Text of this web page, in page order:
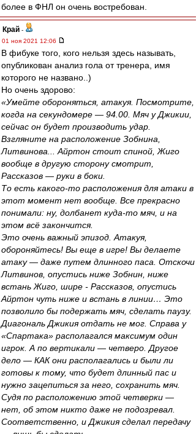
более в ФНЛ он очень востребован.
Край -
01 ноя 2021 12:06
В фибуке того, кого нельзя здесь называть,
опубликован анализ гола от тренера, имя
которого не названо..)
Но очень здорово:
«Умейте обороняться, атакуя. Посмотрите,
когда на секундомере — 94.00. Мяч у Джикии,
сейчас он будет производить удар.
Взгляните на расположение Зобнина,
Литвинова... Айртон стоит спиной, Жиго
вообще в другую сторону смотрит,
Рассказов — руки в боки.
То есть какого-то расположения для атаки в
этот момент нет вообще. Все прекрасно
понимали: ну, долбанет куда-то мяч, и на
этом всё закончится.
Это очень важный эпизод. Атакуя,
обороняйтесь! Вы еще в игре! Вы делаете
атаку — даже путем длинного паса. Отскочи
Литвинов, опустись ниже Зобнин, ниже
встань Жиго, шире - Рассказов, опустись
Айртон чуть ниже и встань в линии… Это
позволило бы подержать мяч, сделать паузу.
Диагональ Джикия отдать не мог. Справа у
«Спартака» располагался максимум один
игрок. А по вертикали — четверо. Другое
дело — КАК они располагались и были ли
готовы к тому, что будет длинный пас и
нужно зацепиться за него, сохранить мяч.
Судя по расположению этой четверки —
нет, об этом никто даже не подозревал.
Соответственно, и Джикия сделал передачу